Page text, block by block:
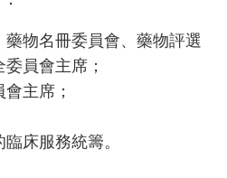
物名冊委員會、藥物評選
員會主席；
主席；
床服務統籌。